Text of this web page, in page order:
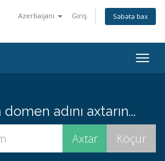
Azerbaijani Giriş Səbətə bax
keçid
adını axtarın...